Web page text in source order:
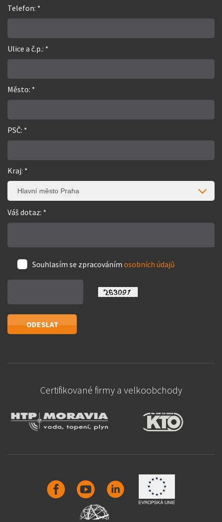
Telefon: *
Ulice a č.p.: *
Město: *
PSČ: *
Kraj: *
Hlavní město Praha
Váš dotaz: *
Souhlasím se zpracováním osobních údajů
Certifikované firmy a velkoobchody